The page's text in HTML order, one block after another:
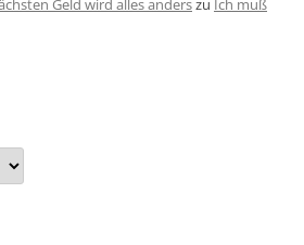
Geld wird alles anderszu Ich muß